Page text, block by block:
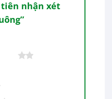
nhận xét